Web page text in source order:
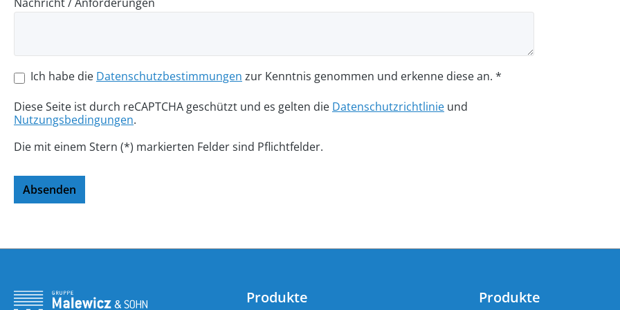
Ich habe die Datenschutzbestimmungen zur Kenntnis genommen und erkenne diese an. *
Diese Seite ist durch reCAPTCHA geschützt und es gelten die Datenschutzrichtlinie und
Nutzungsbedingungen.
Die mit einem Stern (*) markierten Felder sind Pflichtfelder.
Absenden
Produkte Produkte